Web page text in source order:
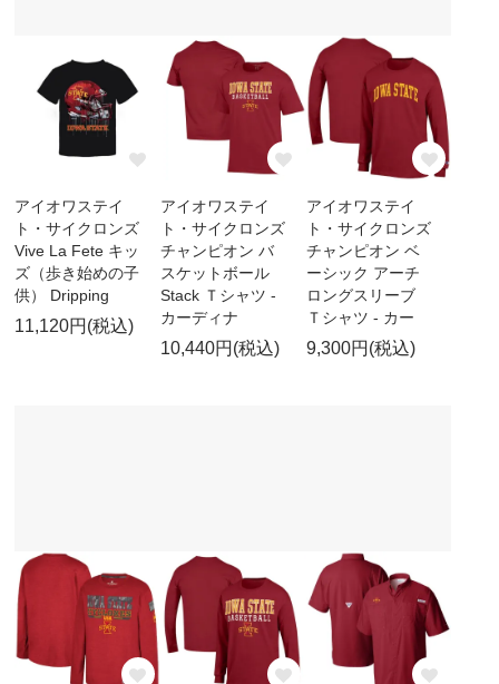
アイオワステイ
ト・サイクロンズ
Vive La Fete キッ
ズ（歩き始めの子
供） Dripping
11,120円(税込)
アイオワステイ
ト・サイクロンズ
チャンピオン バ
スケットボール
Stack Ｔシャツ -
カーディナ
10,440円(税込)
アイオワステイ
ト・サイクロンズ
チャンピオン ベ
ーシック アーチ
ロングスリーブ
Ｔシャツ - カー
9,300円(税込)